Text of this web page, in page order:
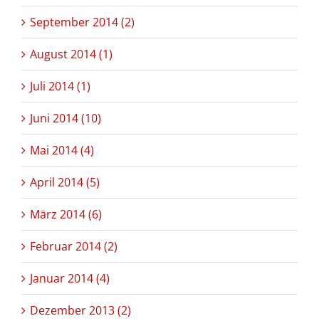
September 2014 (2)
August 2014 (1)
Juli 2014 (1)
Juni 2014 (10)
Mai 2014 (4)
April 2014 (5)
März 2014 (6)
Februar 2014 (2)
Januar 2014 (4)
Dezember 2013 (2)